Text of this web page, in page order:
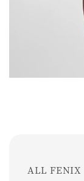
ALL FENIX